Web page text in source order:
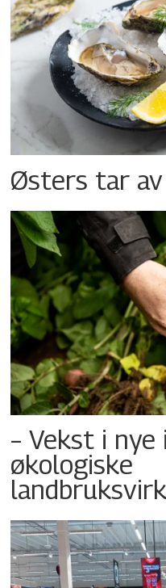
Østers tar
– Vekst i
økologiske